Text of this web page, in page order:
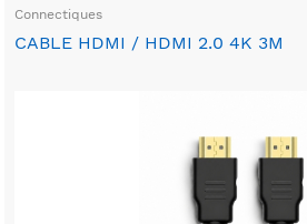
Connectiques
CABLE HDMI / HDMI 2.0 4K 3M